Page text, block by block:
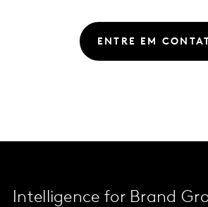
ENTRE EM
Intelligence for Brand